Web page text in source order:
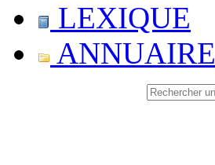
LEXIQUE
ANNUAIRE